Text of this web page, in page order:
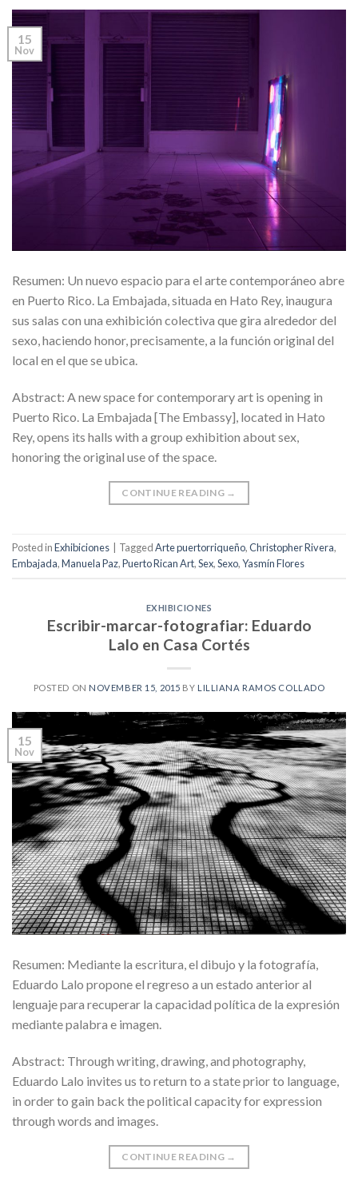
15
Nov
Resumen: Un nuevo espacio para el arte contemporáneo abre
en Puerto Rico. La Embajada, situada en Hato Rey, inaugura
sus salas con una exhibición colectiva que gira alrededor del
sexo, haciendo honor, precisamente, a la función original del
local en el que se ubica.
Abstract: A new space for contemporary art is opening in
Puerto Rico. La Embajada [The Embassy], located in Hato
Rey, opens its halls with a group exhibition about sex,
honoring the original use of the space.
CONTINUE READING →
Posted inExhibiciones TaggedArte puertorriqueño,Christopher Rivera,
Embajada,Manuela Paz,Puerto Rican Art,Sex,Sexo,Yasmín Flores
EXHIBICIONES
Escribir-marcar-fotografiar: Eduardo
Lalo en Casa Cortés
POSTED ON NOVEMBER 15, 2015 BY LILLIANA RAMOS COLLADO
15
Nov
Resumen: Mediante la escritura, el dibujo y la fotografía,
Eduardo Lalo propone el regreso a un estado anterior al
lenguaje para recuperar la capacidad política de la expresión
mediante palabra e imagen.
Abstract: Through writing, drawing, and photography,
Eduardo Lalo invites us to return to a state prior to language,
in order to gain back the political capacity for expression
through words and images.
CONTINUE READING →